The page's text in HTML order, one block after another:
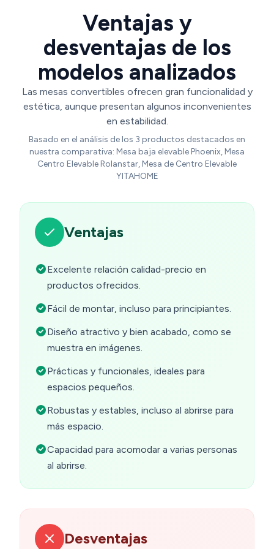
Ventajas y
desventajas de los
modelos analizados
Las mesas convertibles ofrecen gran funcionalidad y
estética, aunque presentan algunos inconvenientes
en estabilidad.
Basado en el análisis de los 3 productos destacados en
nuestra comparativa: Mesa baja elevable Phoenix, Mesa
Centro Elevable Rolanstar, Mesa de Centro Elevable
YITAHOME
Ventajas
Excelente relación calidad-precio en
productos ofrecidos.
Fácil de montar, incluso para principiantes.
Diseño atractivo y bien acabado, como se
muestra en imágenes.
Prácticas y funcionales, ideales para
espacios pequeños.
Robustas y estables, incluso al abrirse para
más espacio.
Capacidad para acomodar a varias personas
al abrirse.
Desventajas